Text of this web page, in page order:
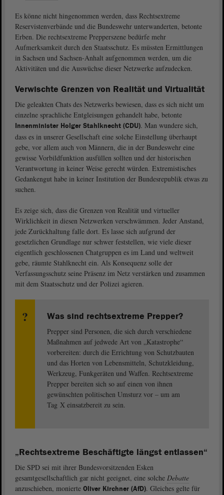
Es könne nicht hingenommen werden, dass Rechtsextreme
Reservistenverbände und die Bundeswehr unterwanderten, betonte
Erben. Die rechtsextreme Prepperszene bedürfe mehr
Aufmerksamkeit durch den Staatsschutz. Es müssten Ermittlungen
in Sachsen und Sachsen-Anhalt aufgenommen werden, um die
Aktivitäten und die Auswüchse dieser Netzwerke aufzudecken.
Verwischte Grenzen von Realität und Virtualität
Die geleakten Chats des Netzwerks bewiesen, dass es sich nicht um
einzelne sprachliche Entgleisungen gehandelt habe, betonte
Innenminister Holger Stahlknecht (CDU). Man wundere sich,
dass es in unserer Gesellschaft eine solche Einstellung überhaupt
gebe, vor allem auch von Männern, die in der Bundeswehr eine
gewisse Vorbildfunktion ausfüllen sollten und der historischen
Verantwortung in keiner Weise gerecht würden. Extremistisches
Gedankengut habe in keiner Institution der Bundesrepublik etwas zu
suchen.
Es zeige sich, dass die Grenzen von Realität und virtueller
Wirklichkeit in diesen Netzwerken verschwämmen. Jeder Anstand,
jede Zurückhaltung falle dort. Es lasse sich aufgrund der
gesetzlichen Grundlage nur schwer feststellen, wie viele dieser
eigentlich geschlossenen Chatgruppen es im Land und weltweit
gebe, räumte Stahlknecht ein. Als Konsequenz solle der
Verfassungsschutz seine Präsenz im Netz verstärken und zusammen
mit dem Staatsschutz und der Polizei agieren.
Was sind rechtsextreme Prepper?
Prepper sind Personen, die sich durch verschiedene
Maßnahmen auf jedwede Art von „Katastrophe“
vorbereiten: durch die Errichtung von Schutzbauten
und das Horten von Lebensmitteln, Schutzkleidung,
Werkzeug, Funkgeräten und Waffen. Rechtsextreme
Prepper bereiten sich so auf einen von ihnen
gewünschten politischen Umsturz vor – um am
Tag X einsatzbereit zu sein.
„Rechtsextreme Beschäftigte längst entlassen“
Die SPD sei mit ihrer Bundesvorsitzenden Esken
gesamtgesellschaftlich gar nicht geeignet, eine solche Debatte
anzuschieben, monierte Oliver Kirchner (AfD). Gleiches gelte für